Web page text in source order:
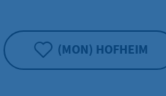
(MON) HOFHEIM